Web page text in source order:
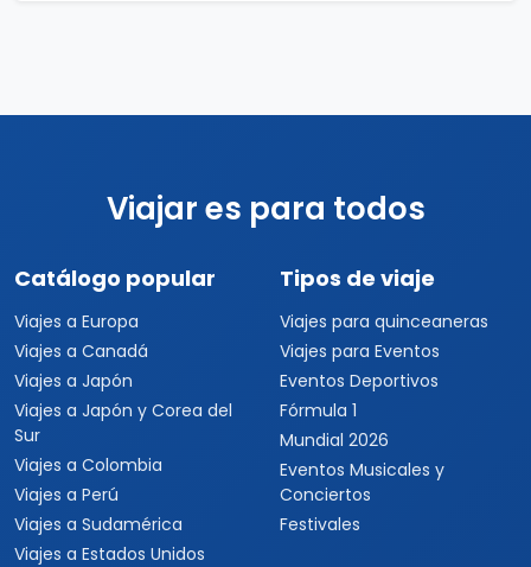
Viajar es para todos
Catálogo popular
Viajes a Europa
Viajes a Canadá
Viajes a Japón
Viajes a Japón y Corea del
Sur
Viajes a Colombia
Viajes a Perú
Viajes a Sudamérica
Viajes a Estados Unidos
Tipos de viaje
Viajes para quinceaneras
Viajes para Eventos
Eventos Deportivos
Fórmula 1
Mundial 2026
Eventos Musicales y
Conciertos
Festivales